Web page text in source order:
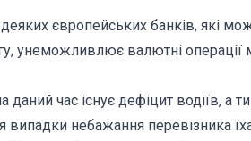
європейських банків, які
унеможливлює валютні операції
даний час існує дефіцит водіїв, а
небажання перевізника